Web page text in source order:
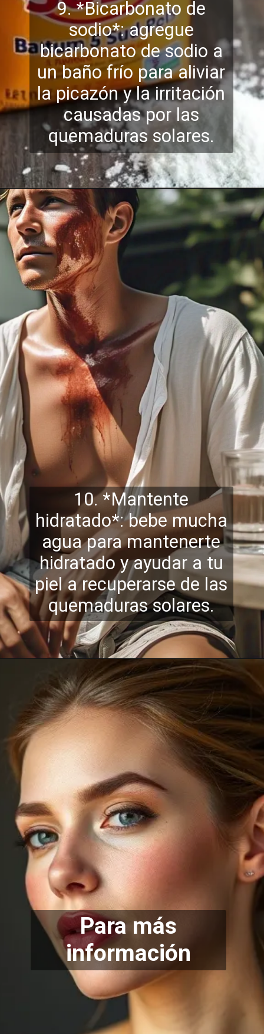
9. *Bicarbonato de
sodio*: agregue
bicarbonato de sodio a
un baño frío para aliviar
la picazón y la irritación
causadas por las
quemaduras solares.
10. *Mantente
hidratado*: bebe mucha
agua para mantenerte
hidratado y ayudar a tu
piel a recuperarsede las
quemaduras solares.
Para más
información